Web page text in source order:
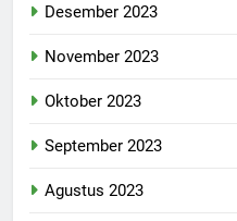
Desember 2023
November 2023
Oktober 2023
September 2023
Agustus 2023